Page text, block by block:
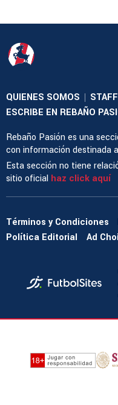
QUIENES SOMOS | STAFF
ESCRIBE EN REBAÑO
Rebaño Pasión es una
con información destinada
Esta sección no tiene
sitio oficial haz click aquí
Términos y Condiciones
Política Editorial
Ad